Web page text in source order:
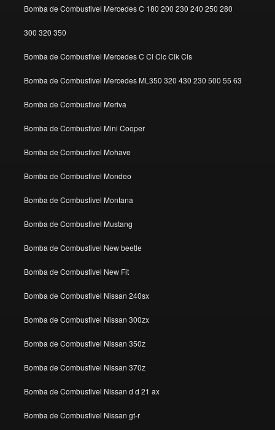
Bomba de Combustivel Mercedes C 180 200 230 240 250 280
300 320 350
Bomba de Combustivel Mercedes C Cl Clc Clk Cls
Bomba de Combustivel Mercedes ML350 320 430 230 500 55 63
Bomba de Combustivel Meriva
Bomba de Combustivel Mini Cooper
Bomba de Combustivel Mohave
Bomba de Combustivel Mondeo
Bomba de Combustivel Montana
Bomba de Combustivel Mustang
Bomba de Combustivel New beetle
Bomba de Combustivel New Fit
Bomba de Combustivel Nissan 240sx
Bomba de Combustivel Nissan 300zx
Bomba de Combustivel Nissan 350z
Bomba de Combustivel Nissan 370z
Bomba de Combustivel Nissan d d 21 ax
Bomba de Combustivel Nissan gt-r